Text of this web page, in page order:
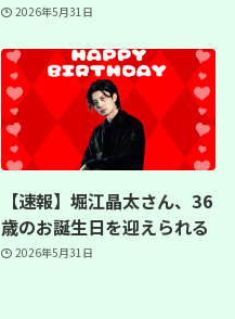
2026年5月31日
【速報】堀江晶太さん、36
歳のお誕生日を迎えられる
2026年5月31日